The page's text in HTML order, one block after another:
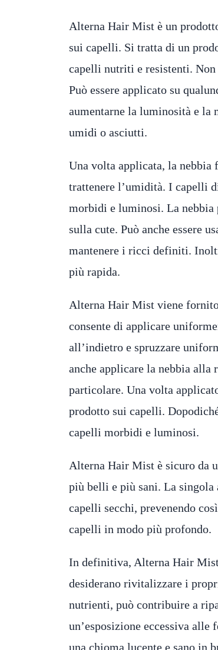
Alterna Hair Mist è un
sui capelli. Si tratta di un
capelli nutriti e resistenti.
Può essere applicato su
aumentarne la luminosità e la
umidi o asciutti.
Una volta applicata, la nebbia
trattenere l’umidità. I capelli
morbidi e luminosi. La nebbia
sulla cute. Può anche essere
mantenere i ricci definiti.
più rapida.
Alterna Hair Mist viene
consente di applicare
all’indietro e spruzzare
anche applicare la nebbia alla
particolare. Una volta
prodotto sui capelli.
capelli morbidi e luminosi.
Alterna Hair Mist è sicuro da
più belli e più sani. La singola
capelli secchi, prevenendo
capelli in modo più profondo.
In definitiva, Alterna Hair Mist
desiderano rivitalizzare i
nutrienti, può contribuire a
un’esposizione eccessiva
una chioma lucente e sano in